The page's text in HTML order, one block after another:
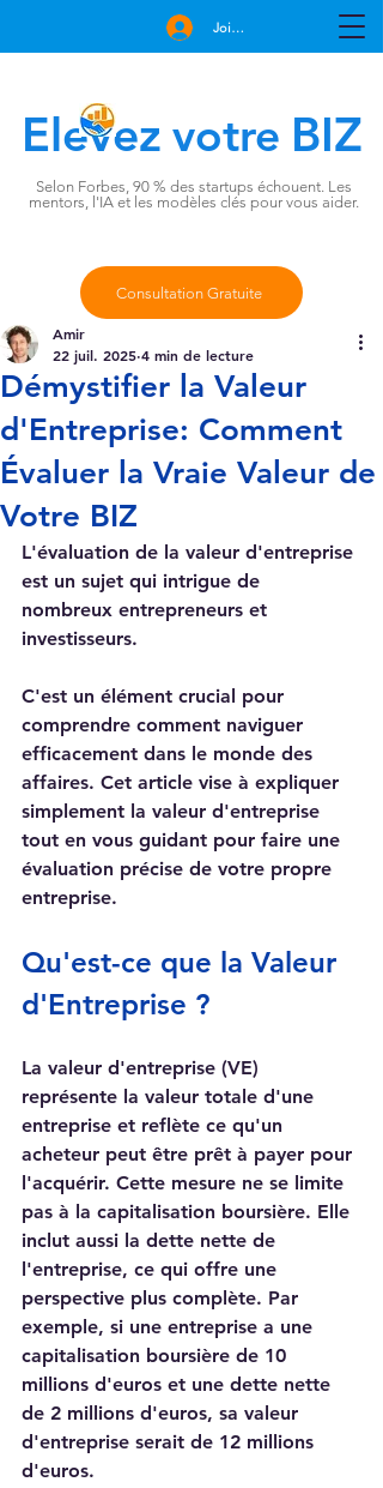
Elevez votre BIZ
Selon Forbes, 90 % des startups échouent. Les
mentors, l'IA et les modèles clés pour vous aider.
Consultation Gratuite
Join Free
Démystifier la Valeur
d'Entreprise: Comment
Évaluer la Vraie Valeur de
Votre BIZ
Amir
22 juil. 2025 4 min de lecture
L'évaluation de la valeur d'entreprise
est un sujet qui intrigue de
nombreux entrepreneurs et
investisseurs.
C'est un élément crucial pour
comprendre comment naviguer
efficacement dans le monde des
affaires. Cet article vise à expliquer
simplement la valeur d'entreprise
tout en vous guidant pour faire une
évaluation précise de votre propre
entreprise.
Qu'est-ce que la Valeur
d'Entreprise ?
La valeur d'entreprise (VE)
représente la valeur totale d'une
entreprise et reflète ce qu'un
acheteur peut être prêt à payer pour
l'acquérir. Cette mesure ne se limite
pas à la capitalisation boursière. Elle
inclut aussi la dette nette de
l'entreprise, ce qui offre une
perspective plus complète. Par
exemple, si une entreprise a une
capitalisation boursière de 10
millions d'euros et une dette nette
de 2 millions d'euros, sa valeur
d'entreprise serait de 12 millions
d'euros.